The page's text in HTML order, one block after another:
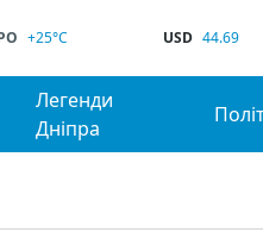
+25°C USD 44.69
Легенди
Дніпра